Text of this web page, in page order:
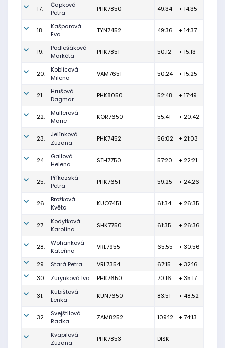
17.
Čapková
Petra
PHK7850 49:34 + 14:35
18.
Kašparová
Eva
TYN7452 49:36 + 14:37
19.
Podlešáková
Markéta
PHK7851 50:12 + 15:13
20.
Koblicová
Milena
VAM7651 50:24 + 15:25
21.
Hrušová
Dagmar
PHK8050 52:48 + 17:49
22.
Müllerová
Marie
KOR7650 55:41 + 20:42
23.
Jelínková
Zuzana
PHK7452 56:02 + 21:03
24.
Gallová
Helena
STH7750 57:20 + 22:21
25.
Příkazská
Petra
PHK7651 59:25 + 24:26
26.
Brožková
Květa
KUO7451 61:34 + 26:35
27.
Kodytková
Karolína
SHK7750 61:35 + 26:36
28.
Wohanková
Kateřina
VRL7955 65:55 + 30:56
29. Stará Petra VRL7354 67:15
+ 32:16
30.
Zurynková Iva PHK7650 70:16 + 35:17
31.
Kubištová
Lenka
KUN7650 83:51 + 48:52
32.
Svejštilová
Radka
ZAM8252 109:12 + 74:13
Kvapilová
Zuzana
PHK7853 DISK